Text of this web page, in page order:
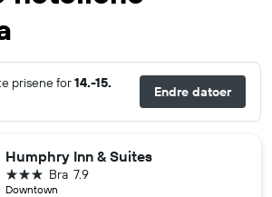
prisene for14.-15.
Endre datoer
Humphry Inn & Suites
Downtown
7.9
Bra
3 stjerner